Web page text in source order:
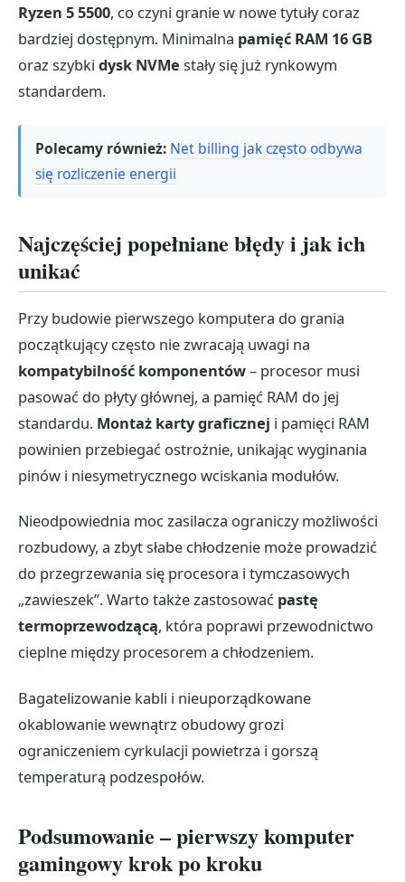
Ryzen 5 5500, co czyni granie w nowe tytuły coraz
bardziej dostępnym. Minimalna pamięć RAM 16 GB
oraz szybki dysk NVMe stały się już rynkowym
standardem.
Polecamy również: Net billing jak często odbywa
się rozliczenie energii
Najczęściej popełniane błędy i jak ich
unikać
Przy budowie pierwszego komputera do grania
początkujący często nie zwracają uwagi na
kompatybilność komponentów– procesor musi
pasować do płyty głównej, a pamięć RAM do jej
standardu. Montaż karty graficznej i pamięci RAM
powinien przebiegać ostrożnie, unikając wyginania
pinów i niesymetrycznego wciskania modułów.
Nieodpowiednia moc zasilacza ograniczy możliwości
rozbudowy, a zbyt słabe chłodzenie może prowadzić
do przegrzewania się procesora i tymczasowych
„zawieszek”. Warto także zastosować pastę
termoprzewodzącą, która poprawi przewodnictwo
cieplne między procesorem a chłodzeniem.
Bagatelizowanie kabli i nieuporządkowane
okablowanie wewnątrz obudowy grozi
ograniczeniem cyrkulacji powietrza i gorszą
temperaturą podzespołów.
Podsumowanie – pierwszy komputer
gamingowy krok po kroku